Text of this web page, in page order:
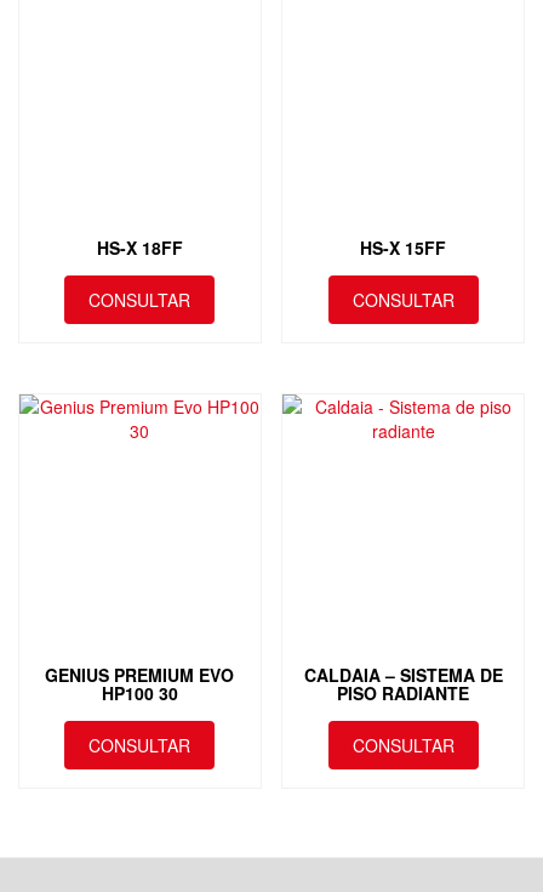
HS-X 18FF
CONSULTAR
HS-X 15FF
CONSULTAR
GENIUS PREMIUM EVO
HP100 30
CONSULTAR
CALDAIA – SISTEMA DE
PISO RADIANTE
CONSULTAR